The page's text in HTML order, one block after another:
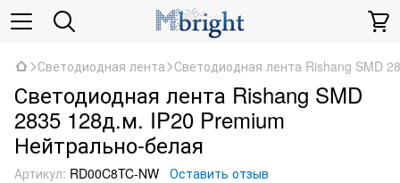
Светодиодная лента Светодиодная лента Rishang SMD
Светодиодная лента Rishang SMD
2835 128д.м. IP20 Premium
Нейтрально-белая
Артикул: RD00C8TC-NW Оставить отзыв